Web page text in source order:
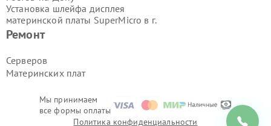
Мы принимаем
все формы оплаты
Ремонт
Серверов
Материнских плат
Установка шлейфа дисплея
материнской платы SuperMicro в г.
Нижний Новгород
Установка шлейфа дисплея
Новосибирск
Установка шлейфа дисплея
Екатеринбург
Установка шлейфа дисплея
материнской платы SuperMicro в г.
Политика конфиденциальности